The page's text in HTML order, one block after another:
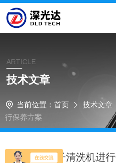
ARTICLE
技术文章
当前位置： 首页 技术文章
行保养方案
如何对等离子清洗机进